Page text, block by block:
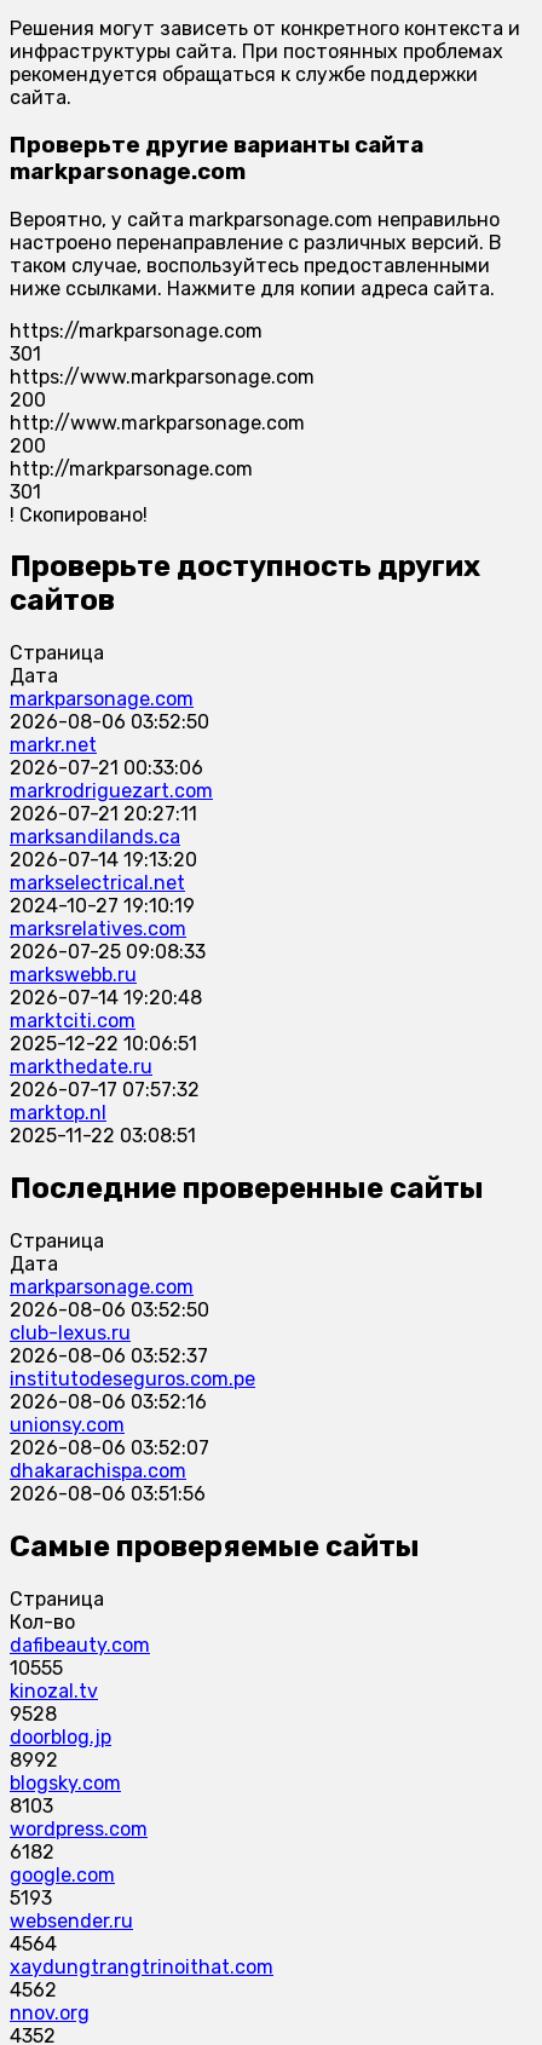
Решения могут зависеть от конкретного контекста и
инфраструктуры сайта. При постоянных проблемах
рекомендуется обращаться к службе поддержки
сайта.
Проверьте другие варианты сайта
markparsonage.com
Вероятно, у сайта markparsonage.com неправильно
настроено перенаправление с различных версий. В
таком случае, воспользуйтесь предоставленными
ниже ссылками. Нажмите для копии адреса сайта.
https://markparsonage.com
301
https://www.markparsonage.com
200
http://www.markparsonage.com
200
http://markparsonage.com
301
! Скопировано!
Проверьте доступность других
сайтов
Страница
Дата
markparsonage.com
2026-08-06 03:52:50
markr.net
2026-07-21 00:33:06
markrodriguezart.com
2026-07-21 20:27:11
marksandilands.ca
2026-07-14 19:13:20
markselectrical.net
2024-10-27 19:10:19
marksrelatives.com
2026-07-25 09:08:33
markswebb.ru
2026-07-14 19:20:48
marktciti.com
2025-12-22 10:06:51
markthedate.ru
2026-07-17 07:57:32
marktop.nl
2025-11-22 03:08:51
Последние проверенные сайты
Страница
Дата
markparsonage.com
2026-08-06 03:52:50
club-lexus.ru
2026-08-06 03:52:37
institutodeseguros.com.pe
2026-08-06 03:52:16
unionsy.com
2026-08-06 03:52:07
dhakarachispa.com
2026-08-06 03:51:56
Самые проверяемые сайты
Страница
Кол-во
dafibeauty.com
10555
kinozal.tv
9528
doorblog.jp
8992
blogsky.com
8103
wordpress.com
6182
google.com
5193
websender.ru
4564
xaydungtrangtrinoithat.com
4562
nnov.org
4352